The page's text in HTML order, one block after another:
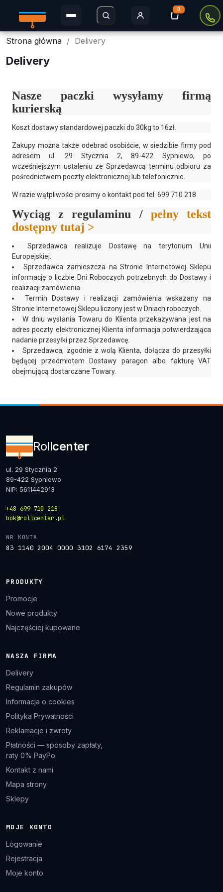
0
Rolety Dzień i Noc
Rolety w kasecie
Plisy
Rolety zaciemniające
Rolety Thermo
Rolety dachowe
Moskitiery
Próbki Darmowe
Strona główna Delivery
Delivery
Nasze paczki wysyłamy firmą
kurierską
Koszt dostawy standardowej paczki do 30kg to 16zł.
Zakupy można także odebrać osobiście, w siedzibie firmy pod
adresemul. 29 Stycznia 2,89-422 Sypniewo, po
wcześniejszym ustaleniu ze Sprzedawcą terminu odbioru za
pośrednictwem poczty elektronicznej lub telefonicznie.
W razie wątpliwości prosimy o kontakt pod tel. 699 710 218
Wyciąg z regulaminu / pełny tekst
dostępny tutaj >
Sprzedawca realizuje Dostawę na terytorium Unii
Europejskiej.
Sprzedawca zamieszcza na Stronie Internetowej Sklepu
informację o liczbie Dni Roboczych potrzebnych do Dostawy i
realizacji zamówienia.
Termin Dostawy i realizacji zamówienia wskazany na
Stronie Internetowej Sklepu liczony jest w Dniach roboczych.
W dniu wysłania Towaru do Klienta przekazywana jest na
adres poczty elektronicznej Klienta informacja potwierdzająca
nadanie przesyłki przez Sprzedawcę.
Sprzedawca, zgodnie z wolą Klienta, dołącza do przesyłki
będącej przedmiotem Dostawy paragon albo fakturę VAT
obejmującą dostarczane Towary.
Rollcenter
ul. 29 Stycznia 2
89-422 Sypniewo
NIP: 5611442913
+48 699 710 218
bok@rollcenter.pl
NR KONTA
83 1140 2004 0000 3102 6174 2359
PRODUKTY
Promocje
Nowe produkty
Najczęściej kupowane
NASZA FIRMA
Delivery
Regulamin zakupów
Informacja o cookies
Polityka Prywatności
Reklamacje i zwroty
Płatności — sposoby zapłaty,
raty 0% PayPo
Kontakt z nami
Mapa strony
Sklepy
MOJE KONTO
Logowanie
Rejestracja
Moje konto